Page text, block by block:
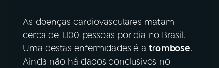
As doenças cardiovasculares matam
cerca de 1.100 pessoas por dia no Brasil.
Uma destas enfermidades é atrombose.
Ainda não há dados conclusivos no